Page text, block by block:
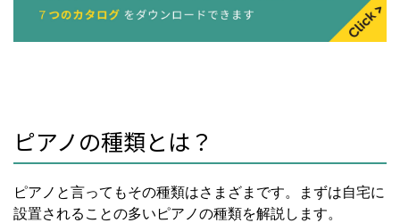
ピアノの種類とは？
ピアノと言ってもその種類はさまざまです。まずは自宅に
設置されることの多いピアノの種類を解説します。